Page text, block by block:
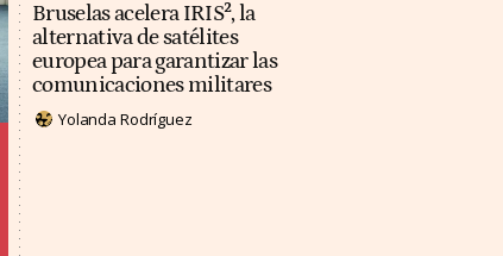
Bruselas acelera IRIS², la
alternativa de satélites
europea para garantizar las
comunicaciones militares
Yolanda Rodríguez